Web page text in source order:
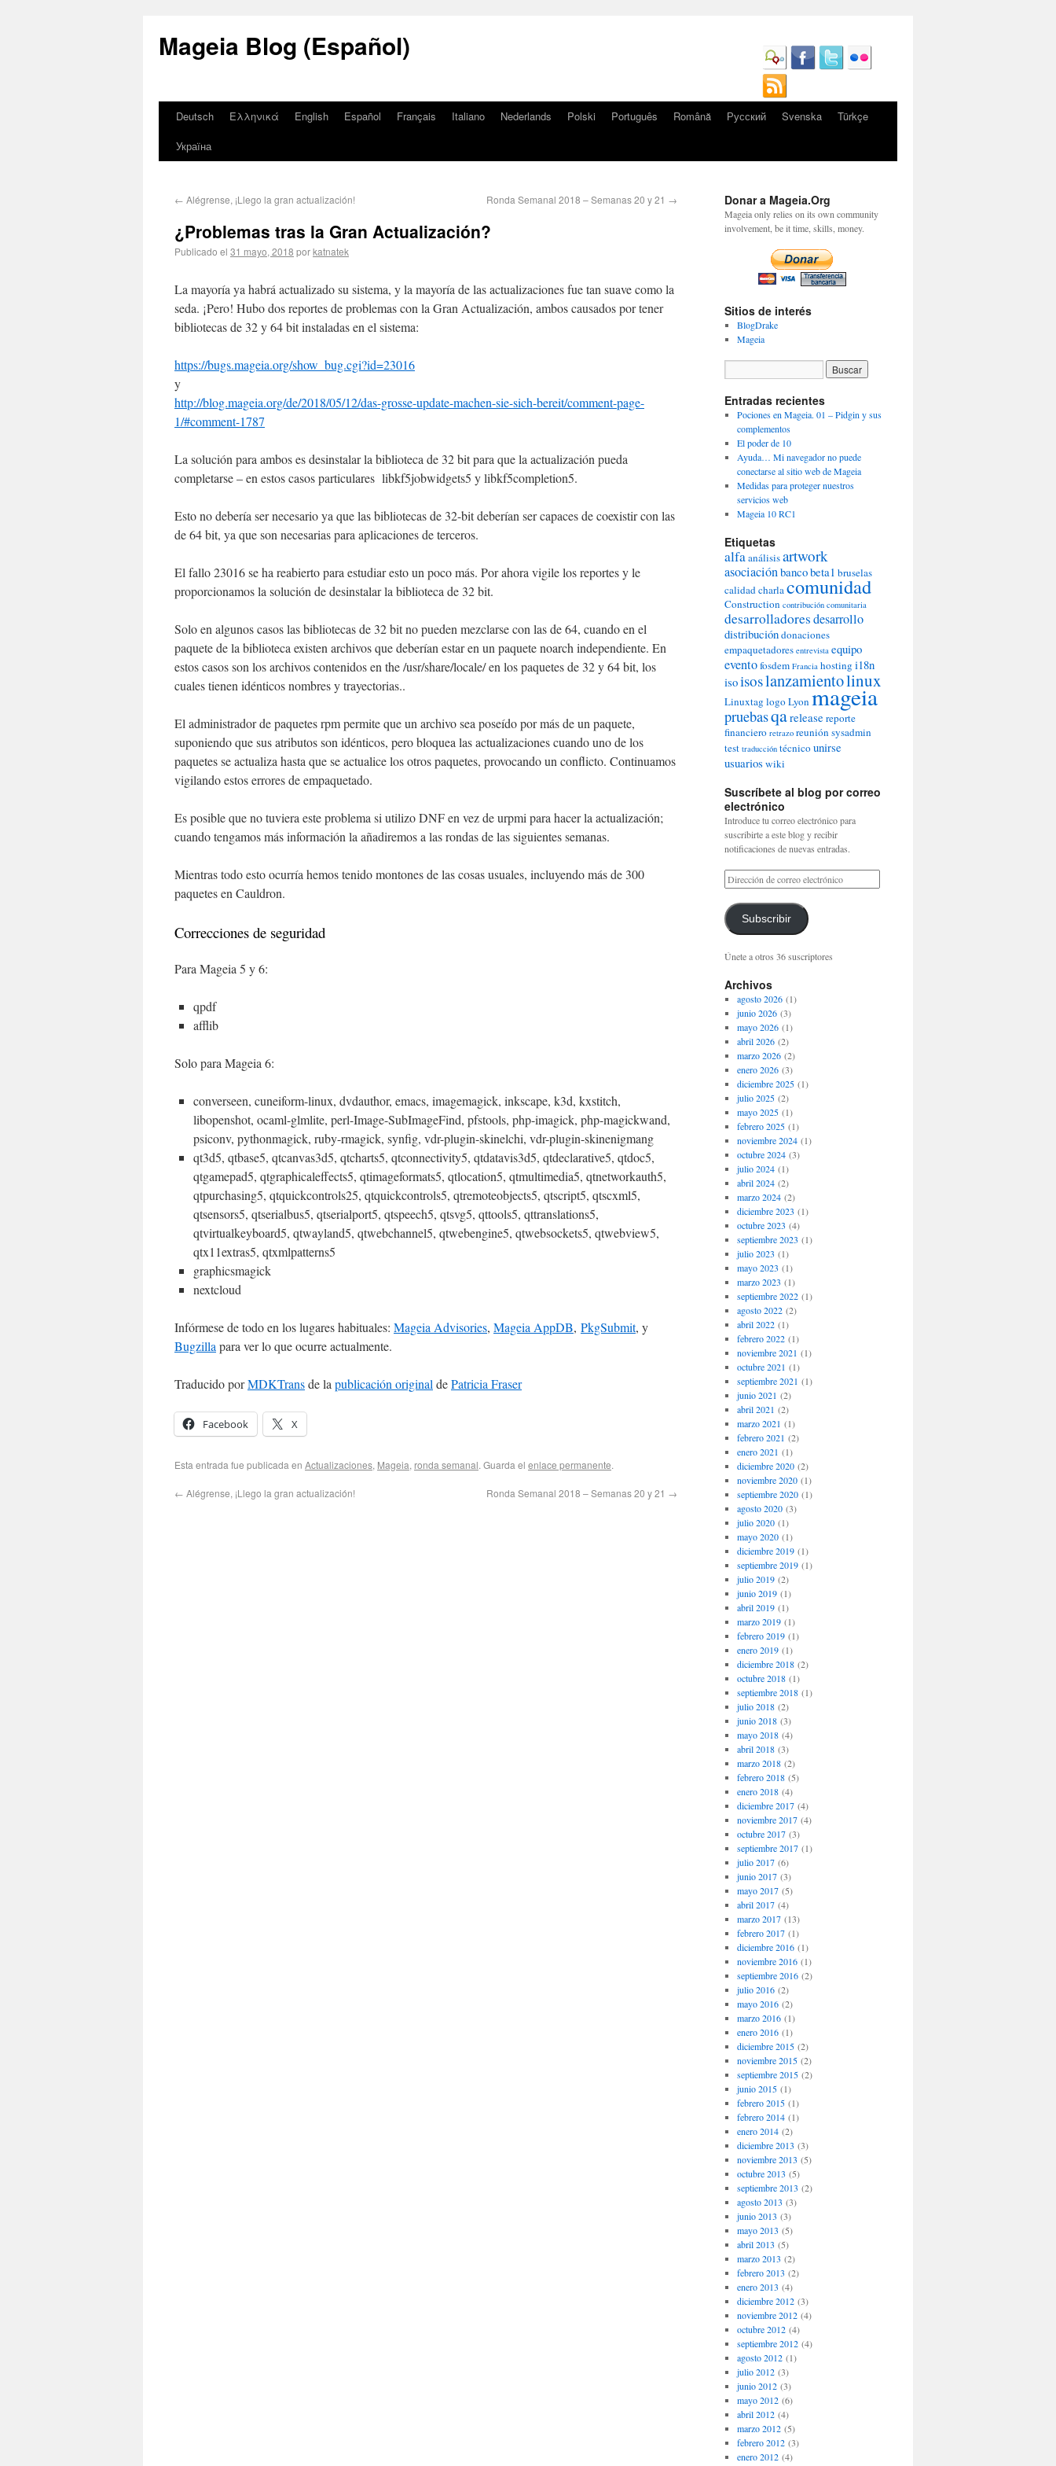
Mageia Blog (Español)
Deutsch Ελληνικά English Español Français Italiano Nederlands Polski Português Română Русский Svenska
Türkçe
Україна
← Alégrense, ¡Llego la gran actualización! Ronda Semanal 2018 – Semanas 20 y 21 →
¿Problemas tras la Gran Actualización?
Publicado el 31 mayo, 2018 porkatnatek
La mayoría ya habrá actualizado su sistema, y la mayoría de las actualizaciones fue tan suave como la
seda. ¡Pero! Hubo dos reportes de problemas con la Gran Actualización, ambos causados por tener
bibliotecas de 32 y 64 bit instaladas en el sistema:
https://bugs.mageia.org/show_bug.cgi?id=23016
y
http://blog.mageia.org/de/2018/05/12/das-grosse-update-machen-sie-sich-bereit/comment-page-
1/#comment-1787
La solución para ambos es desinstalar la biblioteca de 32 bit para que la actualización pueda
completarse – en estos casos particulares libkf5jobwidgets5 y libkf5completion5.
Esto no debería ser necesario ya que las bibliotecas de 32-bit deberían ser capaces de coexistir con las
de 64 bit, ya que son necesarias para aplicaciones de terceros.
El fallo 23016 se ha reabierto para estudiar esto un poco más. Por ahora vigile los reportes y le
proporcionamos la solución de desinstalar la biblioteca de 32 bit.
Solo en algunos casos las bibliotecas de 32 bit no pueden mezclarse con las de 64, cuando en el
paquete de la biblioteca existen archivos que deberían estar en un paquete noarch independiente. En
estos casos son los archivos contenidos en the /usr/share/locale/ en los paquetes de 32 y 64 bit, los
cuales tienen idénticos nombres y trayectorias..
El administrador de paquetes rpm permite que un archivo sea poseído por más de un paquete,
suponiendo que sus atributos son idénticos, pero bloquea las actualizaciones cuando uno de los
paquetes se actualiza hasta que se actualice los otros paquetes, provocando un conflicto. Continuamos
vigilando estos errores de empaquetado.
Es posible que no tuviera este problema si utilizo DNF en vez de urpmi para hacer la actualización;
cuando tengamos más información la añadiremos a las rondas de las siguientes semanas.
Mientras todo esto ocurría hemos tenido montones de las cosas usuales, incluyendo más de 300
paquetes en Cauldron.
Correcciones de seguridad
Para Mageia 5 y 6:
qpdf
afflib
Solo para Mageia 6:
converseen, cuneiform-linux, dvdauthor, emacs, imagemagick, inkscape, k3d, kxstitch,
libopenshot, ocaml-glmlite, perl-Image-SubImageFind, pfstools, php-imagick, php-magickwand,
psiconv, pythonmagick, ruby-rmagick, synfig, vdr-plugin-skinelchi, vdr-plugin-skinenigmang
qt3d5, qtbase5, qtcanvas3d5, qtcharts5, qtconnectivity5, qtdatavis3d5, qtdeclarative5, qtdoc5,
qtgamepad5, qtgraphicaleffects5, qtimageformats5, qtlocation5, qtmultimedia5, qtnetworkauth5,
qtpurchasing5, qtquickcontrols25, qtquickcontrols5, qtremoteobjects5, qtscript5, qtscxml5,
qtsensors5, qtserialbus5, qtserialport5, qtspeech5, qtsvg5, qttools5, qttranslations5,
qtvirtualkeyboard5, qtwayland5, qtwebchannel5, qtwebengine5, qtwebsockets5, qtwebview5,
qtx11extras5, qtxmlpatterns5
graphicsmagick
nextcloud
Infórmese de todo en los lugares habituales: Mageia Advisories, Mageia AppDB, PkgSubmit, y
Bugzilla para ver lo que ocurre actualmente.
Traducido porMDKTransde la publicación original dePatricia Fraser
Facebook X
Esta entrada fue publicada en Actualizaciones, Mageia, ronda semanal. Guarda el enlace permanente.
← Alégrense, ¡Llego la gran actualización! Ronda Semanal 2018 – Semanas 20 y 21 →
Donar a Mageia.Org
Mageia only relies on its own community
involvement, be it time, skills, money.
Sitios de interés
BlogDrake
Mageia
Entradas recientes
Pociones en Mageia. 01 – Pidgin y sus
complementos
El poder de 10
Ayuda… Mi navegador no puede
conectarse al sitio web de Mageia
Medidas para proteger nuestros
servicios web
Mageia 10 RC1
Etiquetas
alfaanálisisartwork
asociaciónbancobeta1 bruselas
calidadcharlacomunidad
Construction contribución comunitaria
desarrolladoresdesarrollo
distribucióndonaciones
empaquetadores entrevista equipo
eventofosdem Francia hosting i18n
isoisoslanzamientolinux
Linuxtag logoLyonmageia
pruebasqareleasereporte
financiero retrazo reuniónsysadmin
test traducción técnicounirse
usuarios wiki
Suscríbete al blog por correo
electrónico
Introduce tu correo electrónico para
suscribirte a este blog y recibir
notificaciones de nuevas entradas.
Subscribir
Únete a otros 36 suscriptores
Archivos
agosto 2026(1)
junio 2026(3)
mayo 2026(1)
abril 2026(2)
marzo 2026(2)
enero 2026(3)
diciembre 2025(1)
julio 2025(2)
mayo 2025(1)
febrero 2025(1)
noviembre 2024(1)
octubre 2024(3)
julio 2024(1)
abril 2024(2)
marzo 2024(2)
diciembre 2023 (1)
octubre 2023 (4)
septiembre 2023 (1)
julio 2023 (1)
mayo 2023 (1)
marzo 2023 (1)
septiembre 2022(1)
agosto 2022(2)
abril 2022(1)
febrero 2022(1)
noviembre 2021 (1)
octubre 2021 (1)
septiembre 2021 (1)
junio 2021 (2)
abril 2021 (2)
marzo 2021 (1)
febrero 2021 (2)
enero 2021 (1)
diciembre 2020(2)
noviembre 2020(1)
septiembre 2020(1)
agosto 2020(3)
julio 2020(1)
mayo 2020(1)
diciembre 2019(1)
septiembre 2019(1)
julio 2019(2)
junio 2019(1)
abril 2019(1)
marzo 2019(1)
febrero 2019(1)
enero 2019(1)
diciembre 2018(2)
octubre 2018(1)
septiembre 2018(1)
julio 2018(2)
junio 2018(3)
mayo 2018(4)
abril 2018(3)
marzo 2018(2)
febrero 2018(5)
enero 2018(4)
diciembre 2017(4)
noviembre 2017(4)
octubre 2017(3)
septiembre 2017(1)
julio 2017(6)
junio 2017(3)
mayo 2017(5)
abril 2017(4)
marzo 2017(13)
febrero 2017(1)
diciembre 2016(1)
noviembre 2016(1)
septiembre 2016(2)
julio 2016(2)
mayo 2016(2)
marzo 2016(1)
enero 2016(1)
diciembre 2015(2)
noviembre 2015(2)
septiembre 2015(2)
junio 2015(1)
febrero 2015(1)
febrero 2014(1)
enero 2014(2)
diciembre 2013 (3)
noviembre 2013 (5)
octubre 2013 (5)
septiembre 2013 (2)
agosto 2013 (3)
junio 2013 (3)
mayo 2013 (5)
abril 2013 (5)
marzo 2013 (2)
febrero 2013 (2)
enero 2013 (4)
diciembre 2012(3)
noviembre 2012(4)
octubre 2012(4)
septiembre 2012(4)
agosto 2012(1)
julio 2012(3)
junio 2012(3)
mayo 2012(6)
abril 2012(4)
marzo 2012(5)
febrero 2012(3)
enero 2012(4)